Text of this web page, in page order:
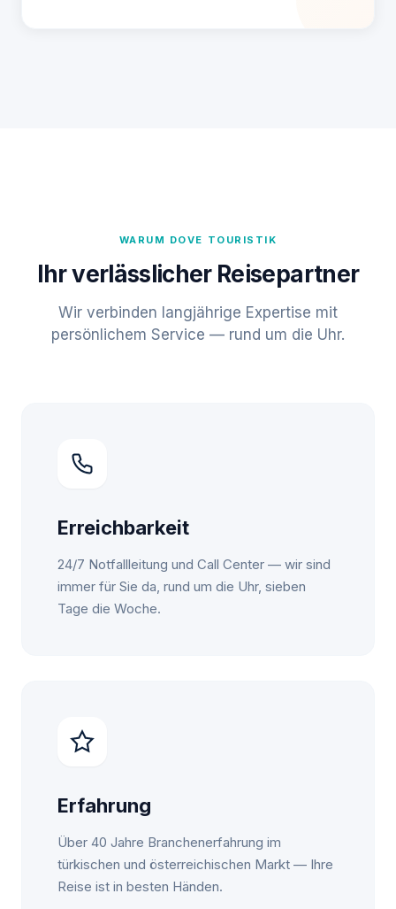
WARUM DOVE TOURISTIK
Ihr verlässlicher Reisepartner
Wir verbinden langjährige Expertise mit
persönlichem Service — rund um die Uhr.
Erreichbarkeit
24/7 Notfallleitung und Call Center — wir sind
immer für Sie da, rund um die Uhr, sieben
Tage die Woche.
Erfahrung
Über 40 Jahre Branchenerfahrung im
türkischen und österreichischen Markt — Ihre
Reise ist in besten Händen.